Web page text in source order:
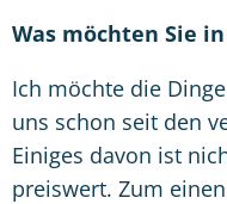
Was möchten Sie
Ich möchte die
uns schon seit den
Einiges davon ist
preiswert. Zum